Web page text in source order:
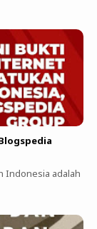
Indonesia adalah